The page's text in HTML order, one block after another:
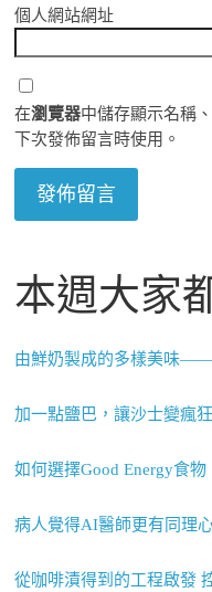
個人網站網址
在瀏覽器中儲存顯示名稱
下次發佈留言時使用。
本週大家
由鮮奶製成的多樣美味
加一點鹽巴，讓沙士變瘋
如何選擇Good Energy食物
病人覺得AI醫師更有同理
從咖啡漬得到的工程啟發